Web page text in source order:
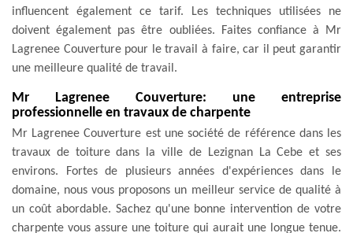
influencent également ce tarif. Les techniques utilisées ne
doivent également pas être oubliées. Faites confiance à Mr
Lagrenee Couverture pour le travail à faire, car il peut garantir
une meilleure qualité de travail.
Mr Lagrenee Couverture: une entreprise
professionnelle en travaux de charpente
Mr Lagrenee Couverture est une société de référence dans les
travaux de toiture dans la ville de Lezignan La Cebe et ses
environs. Fortes de plusieurs années d'expériences dans le
domaine, nous vous proposons un meilleur service de qualité à
un coût abordable. Sachez qu'une bonne intervention de votre
charpente vous assure une toiture qui aurait une longue tenue.